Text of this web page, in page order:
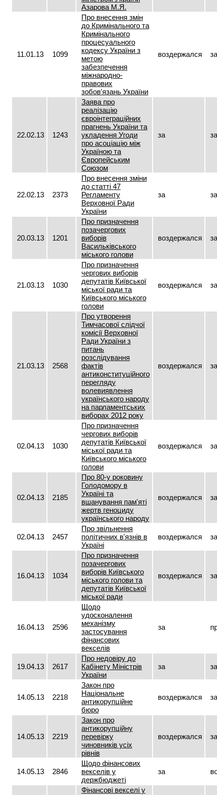
Азарова М.Я.
11.01.13 1099
Про внесення змін
до Кримінального та
Кримінального
процесуального
кодексу України з
метою
забезпечення
міжнародно-
правових
зобов'язань України
воздержался за
22.02.13 1243
Заява про
реалізацію
євроінтеграційних
прагнень України та
укладення Угоди
про асоціацію між
Україною та
Європейським
Союзом
за за
22.02.13 2373
Про внесення зміни
до статті 47
Регламенту
Верховної Ради
України
за за
20.03.13 1201
Про призначення
позачергових
виборів
Васильківського
міського голови
воздержался за
21.03.13 1030
Про призначення
чергових виборів
депутатів Київської
міської ради та
Київського міського
голови
воздержался за
21.03.13 2568
Про утворення
Тимчасової слідчої
комісії Верховної
Ради України з
питань
розслідування
фактів
антиконституційного
перегляду
волевиявлення
українського народу
на парламентських
виборах 2012 року
воздержался за
02.04.13 1030
Про призначення
чергових виборів
депутатів Київської
міської ради та
Київського міського
голови
воздержался за
02.04.13 2185
Про 80-у роковину
Голодомору в
Україні та
вшанування пам'яті
жертв геноциду
українського народу
воздержался за
02.04.13 2457
Про звільнення
політичних в'язнів в
Україні
воздержался за
16.04.13 1034
Про призначення
позачергових
виборів Київського
міського голови та
депутатів Київської
міської ради
воздержался за
16.04.13 2596
Щодо
удосконалення
механізму
застосування
фінансових
векселів
за
19.04.13 2617
Про недовіру до
Кабінету Міністрів
України
за за
14.05.13 2218
Закон про
Національне
антикорупційне
бюро
воздержался за
14.05.13 2219
Закон про
антикорупційну
перевірку
чиновників усіх
рівнів
воздержался за
14.05.13 2846
Щодо фінансових
векселів у
держбюджеті
за
Фінансові векселі у